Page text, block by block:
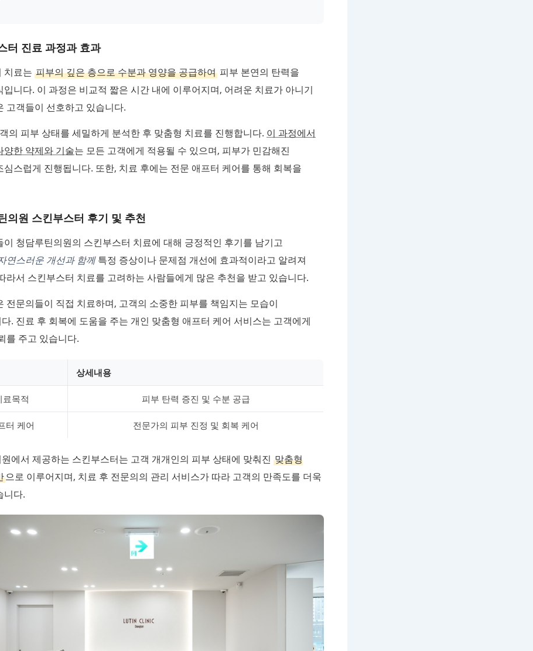
터 진료 과정과 효과
치료는 피부의 깊은 층으로 수분과 영양을 공급하여 피부 본연의 탄력을
입니다. 이 과정은 비교적 짧은 시간 내에 이루어지며, 어려운 치료가 아니기
고객들이 선호하고 있습니다.
의 피부 상태를 세밀하게 분석한 후 맞춤형 치료를 진행합니다. 이 과정에서
양한 약제와 기술는 모든 고객에게 적용될 수 있으며, 피부가 민감해진
심스럽게 진행됩니다. 또한, 치료 후에는 전문 애프터 케어를 통해 회복을
의원 스킨부스터 후기 및 추천
이 청담루틴의원의 스킨부스터 치료에 대해 긍정적인 후기를 남기고
연스러운 개선과 함께특정 증상이나 문제점 개선에 효과적이라고 알려져
라서 스킨부스터 치료를 고려하는 사람들에게 많은 추천을 받고 있습니다.
전문의들이 직접 치료하며, 고객의 소중한 피부를 책임지는 모습이
. 진료 후 회복에 도움을 주는 개인 맞춤형 애프터 케어 서비스는 고객에게
를 주고 있습니다.
상세내용
료목적 피부 탄력 증진 및 수분 공급
터 케어 전문가의 피부 진정 및 회복 케어
에서 제공하는 스킨부스터는 고객 개개인의 피부 상태에 맞춰진 맞춤형
으로 이루어지며, 치료 후 전문의의 관리 서비스가 따라 고객의 만족도를 더욱
니다.